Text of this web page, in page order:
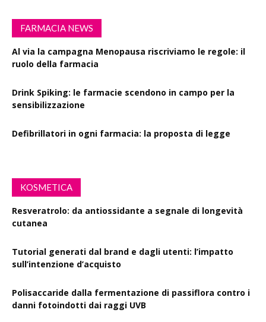
FARMACIA NEWS
Al via la campagna Menopausa riscriviamo le regole: il
ruolo della farmacia
Drink Spiking: le farmacie scendono in campo per la
sensibilizzazione
Defibrillatori in ogni farmacia: la proposta di legge
KOSMETICA
Resveratrolo: da antiossidante a segnale di longevità
cutanea
Tutorial generati dal brand e dagli utenti: l’impatto
sull’intenzione d’acquisto
Polisaccaride dalla fermentazione di passiflora contro i
danni fotoindotti dai raggi UVB